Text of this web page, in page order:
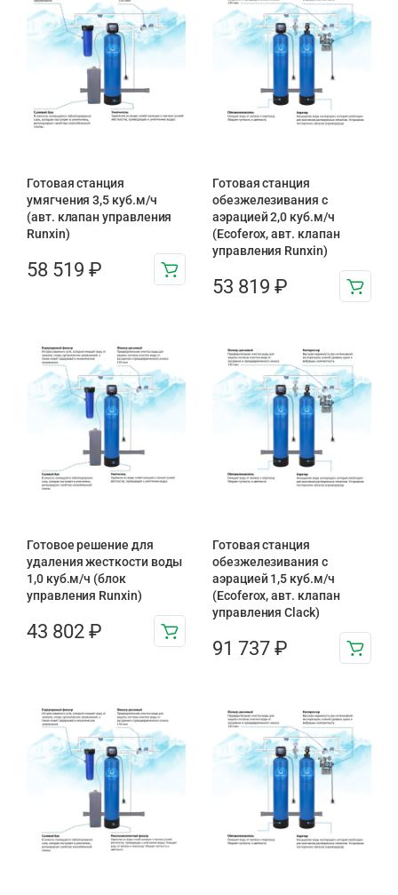
Готовая станция
умягчения 3,5 куб.м/ч
(авт. клапан управления
Runxin)
58 519 ₽
Готовая станция
обезжелезивания c
аэрацией 2,0 куб.м/ч
(Ecoferox, авт. клапан
управления Runxin)
53 819 ₽
Готовое решение для
удаления жесткости воды
1,0 куб.м/ч (блок
управления Runxin)
43 802 ₽
Готовая станция
обезжелезивания c
аэрацией 1,5 куб.м/ч
(Ecoferox, авт. клапан
управления Clack)
91 737 ₽